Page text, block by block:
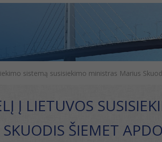
sistemą susisiekimo ministras Marius
Į LIETUVOS
ŠIEMET